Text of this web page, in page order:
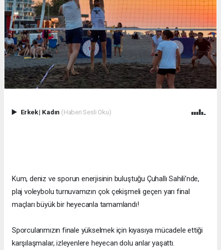
Erkek| Kadın (Haberi Sesli Oku)
Kum, deniz ve sporun enerjisinin buluştuğu Çuhallı Sahili’nde,
plaj voleybolu turnuvamızın çok çekişmeli geçen yarı final
maçları büyük bir heyecanla tamamlandı!
Sporcularımızın finale yükselmek için kıyasıya mücadele ettiği
karşılaşmalar, izleyenlere heyecan dolu anlar yaşattı.